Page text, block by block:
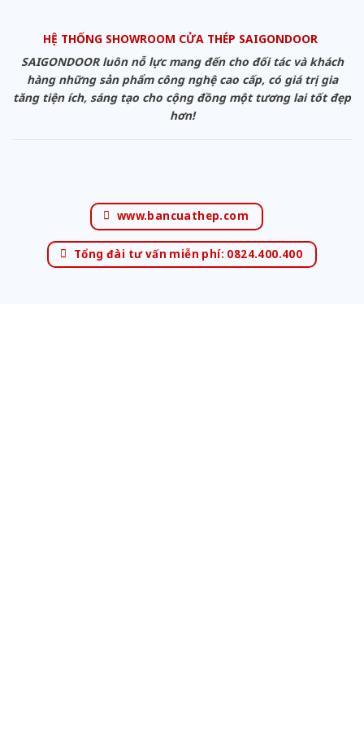
HỆ THỐNG SHOWROOM CỬA THÉP SAIGONDOOR
SAIGONDOOR luôn nỗ lực mang đến cho đối tác và khách
hàng những sản phẩm công nghệ cao cấp, có giá trị gia
tăng tiện ích, sáng tạo cho cộng đồng một tương lai tốt đẹp
hơn!
www.bancuathep.com
Tổng đài tư vấn miễn phí: 0824.400.400